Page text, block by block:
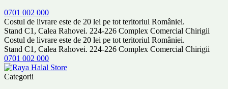
0701 002 000
Costul de livrare este de 20 lei pe tot teritoriul României.
Stand C1, Calea Rahovei. 224-226 Complex Comercial Chirigii
Costul de livrare este de 20 lei pe tot teritoriul României.
Stand C1, Calea Rahovei. 224-226 Complex Comercial Chirigii
0701 002 000
Categorii